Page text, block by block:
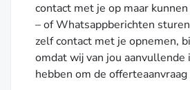
contact met je op maar
– of Whatsappberichten
zelf contact met je opnemen,
omdat wij van jou
hebben om de